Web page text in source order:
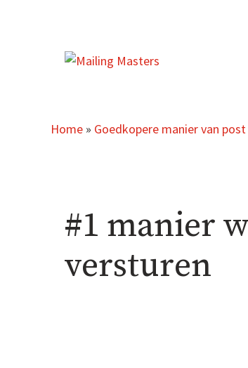
Home » Goedkopere manier van
#1 manier
versturen